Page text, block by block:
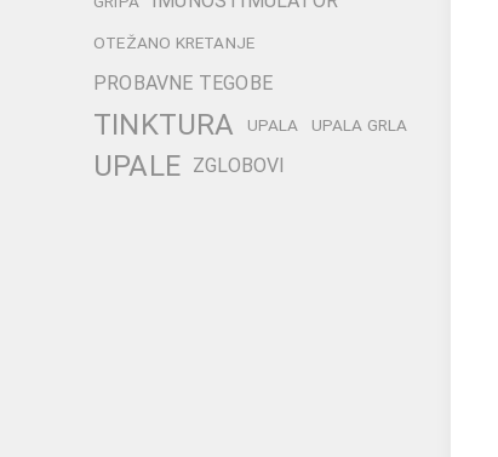
OTEŽANO KRETANJE
PROBAVNE TEGOBE
TINKTURA UPALA UPALA GRLA
UPALE ZGLOBOVI